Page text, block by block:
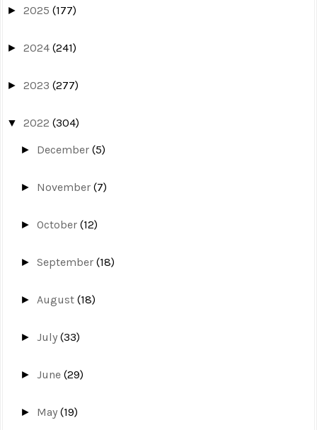
► 2025 (177)
► 2024 (241)
► 2023 (277)
▼ 2022 (304)
► December(5)
► November(7)
►October(12)
►September(18)
► August(18)
►July(33)
►June(29)
► May(19)